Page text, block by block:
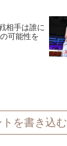
相手は誰に
可能性を
トを書き込む